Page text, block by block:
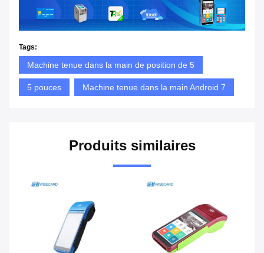
Tags:
Machine tenue dans la main de position de 5
5 pouces Machine tenue dans la main Android 7
Produits similaires